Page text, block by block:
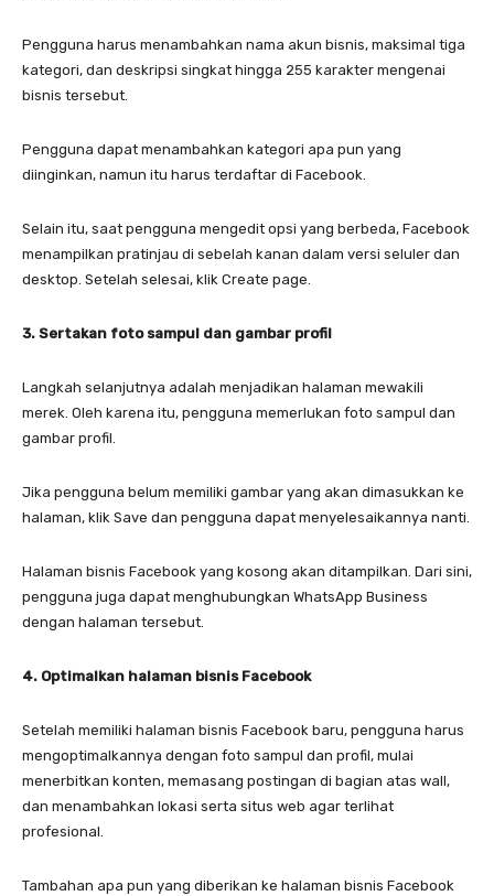
Pengguna harus menambahkan nama akun bisnis, maksimal tiga
kategori, dan deskripsi singkat hingga 255 karakter mengenai
bisnis tersebut.
Pengguna dapat menambahkan kategori apa pun yang
diinginkan, namun itu harus terdaftar di Facebook.
Selain itu, saat pengguna mengedit opsi yang berbeda, Facebook
menampilkan pratinjau di sebelah kanan dalam versi seluler dan
desktop. Setelah selesai, klik Create page.
3. Sertakan foto sampul dan gambar profil
Langkah selanjutnya adalah menjadikan halaman mewakili
merek. Oleh karena itu, pengguna memerlukan foto sampul dan
gambar profil.
Jika pengguna belum memiliki gambar yang akan dimasukkan ke
halaman, klik Save dan pengguna dapat menyelesaikannya nanti.
Halaman bisnis Facebook yang kosong akan ditampilkan. Dari sini,
pengguna juga dapat menghubungkan WhatsApp Business
dengan halaman tersebut.
4. Optimalkan halaman bisnis Facebook
Setelah memiliki halaman bisnis Facebook baru, pengguna harus
mengoptimalkannya dengan foto sampul dan profil, mulai
menerbitkan konten, memasang postingan di bagian atas wall,
dan menambahkan lokasi serta situs web agar terlihat
profesional.
Tambahan apa pun yang diberikan ke halaman bisnis Facebook